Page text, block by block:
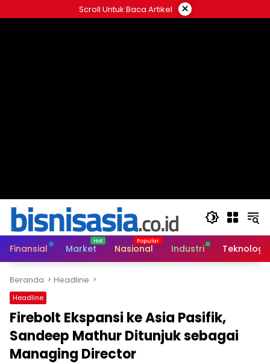
ke
Scroll Untuk Baca Artikel ×
Finansial Market Nasional Industri Teknologi
Beranda Headline
Headline
Firebolt Ekspansi ke Asia Pasifik,
Sandeep Mathur Ditunjuk sebagai
Managing Director